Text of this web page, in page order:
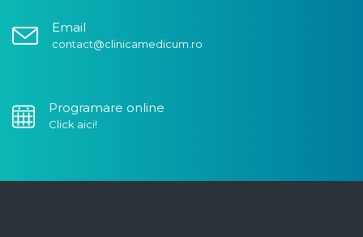
Email
contact@clinicamedicum.ro
Programare online
Click aici!